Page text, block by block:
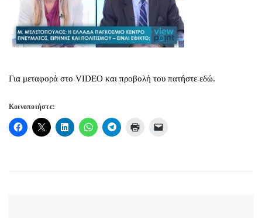
Για μεταφορά στο VIDEO και προβολή του πατήστε εδώ.
Κοινοποιήστε: